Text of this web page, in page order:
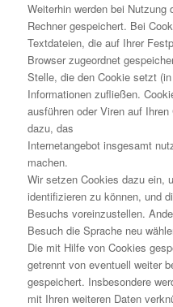
Weiterhin werden bei
Rechner gespeichert. Bei
Textdateien, die auf Ihrer
Browser zugeordnet
Stelle, die den Cookie setzt
Informationen zufließen.
ausführen oder Viren auf
dazu, das
Internetangebot insgesamt
machen.
Wir setzen Cookies dazu ein,
identifizieren zu können, und
Besuchs voreinzustellen.
Besuch die Sprache neu
Die mit Hilfe von Cookies
getrennt von eventuell weiter
gespeichert. Insbesondere
mit Ihren weiteren Daten